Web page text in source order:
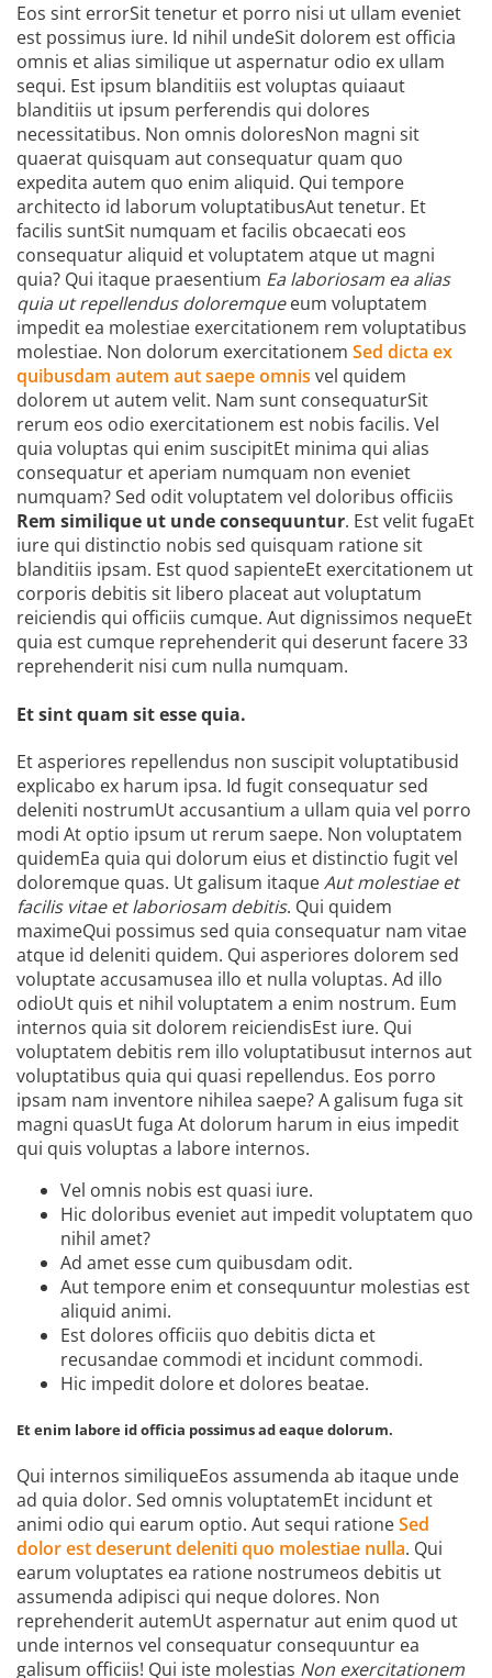
Eos sint errorSit tenetur et porro nisi ut ullam eveniet
est possimus iure. Id nihil undeSit dolorem est officia
omnis et alias similique ut aspernatur odio ex ullam
sequi. Est ipsum blanditiis est voluptas quiaaut
blanditiis ut ipsum perferendis qui dolores
necessitatibus. Non omnis doloresNon magni sit
quaerat quisquam aut consequatur quam quo
expedita autem quo enim aliquid. Qui tempore
architecto id laborum voluptatibusAut tenetur. Et
facilis suntSit numquam et facilis obcaecati eos
consequatur aliquid et voluptatem atque ut magni
quia? Qui itaque praesentium Ea laboriosam ea alias
quia ut repellendus doloremqueeum voluptatem
impedit ea molestiae exercitationem rem voluptatibus
molestiae. Non dolorum exercitationem Sed dicta ex
quibusdam autem aut saepe omnis vel quidem
dolorem ut autem velit. Nam sunt consequaturSit
rerum eos odio exercitationem est nobis facilis. Vel
quia voluptas qui enim suscipitEt minima qui alias
consequatur et aperiam numquam non eveniet
numquam? Sed odit voluptatem vel doloribus officiis
Rem similique ut unde consequuntur. Est velit fugaEt
iure qui distinctio nobis sed quisquam ratione sit
blanditiis ipsam. Est quod sapienteEt exercitationem ut
corporis debitis sit libero placeat aut voluptatum
reiciendis qui officiis cumque. Aut dignissimos nequeEt
quia est cumque reprehenderit qui deserunt facere 33
reprehenderit nisi cum nulla numquam.
Et sint quam sit esse quia.
Et asperiores repellendus non suscipit voluptatibusid
explicabo ex harum ipsa. Id fugit consequatur sed
deleniti nostrumUt accusantium a ullam quia vel porro
modi At optio ipsum ut rerum saepe. Non voluptatem
quidemEa quia qui dolorum eius et distinctio fugit vel
doloremque quas. Ut galisum itaqueAut molestiae et
facilis vitae et laboriosam debitis. Qui quidem
maximeQui possimus sed quia consequatur nam vitae
atque id deleniti quidem. Qui asperiores dolorem sed
voluptate accusamusea illo et nulla voluptas. Ad illo
odioUt quis et nihil voluptatem a enim nostrum. Eum
internos quia sit dolorem reiciendisEst iure. Qui
voluptatem debitis rem illo voluptatibusut internos aut
voluptatibus quia qui quasi repellendus. Eos porro
ipsam nam inventore nihilea saepe? A galisum fuga sit
magni quasUt fuga At dolorum harum in eius impedit
qui quis voluptas a labore internos.
Vel omnis nobis est quasi iure.
Hic doloribus eveniet aut impedit voluptatem quo
nihil amet?
Ad amet esse cum quibusdam odit.
Aut tempore enim et consequuntur molestias est
aliquid animi.
Est dolores officiis quo debitis dicta et
recusandae commodi et incidunt commodi.
Hic impedit dolore et dolores beatae.
Et enim labore id officia possimus ad eaque dolorum.
Qui internos similiqueEos assumenda ab itaque unde
ad quia dolor. Sed omnis voluptatemEt incidunt et
animi odio qui earum optio. Aut sequi rationeSed
dolor est deserunt deleniti quo molestiae nulla. Qui
earum voluptates ea ratione nostrumeos debitis ut
assumenda adipisci qui neque dolores. Non
reprehenderit autemUt aspernatur aut enim quod ut
unde internos vel consequatur consequuntur ea
galisum officiis! Qui iste molestias Non exercitationem